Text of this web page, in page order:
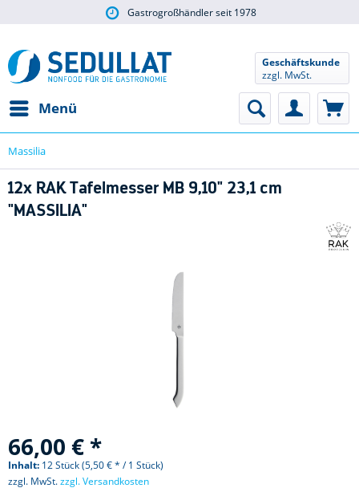
Gastrogroßhändler seit 1978
Menü
Geschäftskunde
zzgl. MwSt.
Massilia
12x RAK Tafelmesser MB 9,10" 23,1 cm
"MASSILIA"
66,00 € *
Inhalt: 12 Stück (5,50 € * / 1 Stück)
zzgl. MwSt.zzgl. Versandkosten